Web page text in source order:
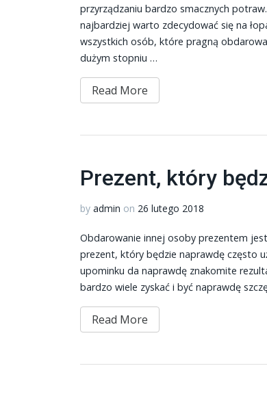
przyrządzaniu bardzo smacznych
najbardziej warto zdecydować się na
wszystkich osób, które pragną
dużym stopniu …
Read More
Prezent, który
by admin on 26 lutego 2018
Obdarowanie innej osoby prezentem
prezent, który będzie naprawdę często
upominku da naprawdę znakomite
bardzo wiele zyskać i być naprawdę
Read More